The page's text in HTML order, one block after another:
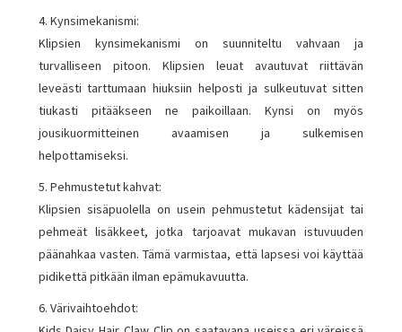
4. Kynsimekanismi:
Klipsien kynsimekanismi on suunniteltu vahvaan ja
turvalliseen pitoon. Klipsien leuat avautuvat riittävän
leveästi tarttumaan hiuksiin helposti ja sulkeutuvat sitten
tiukasti pitääkseen ne paikoillaan. Kynsi on myös
jousikuormitteinen avaamisen ja sulkemisen
helpottamiseksi.
5. Pehmustetut kahvat:
Klipsien sisäpuolella on usein pehmustetut kädensijat tai
pehmeät lisäkkeet, jotka tarjoavat mukavan istuvuuden
päänahkaa vasten. Tämä varmistaa, että lapsesi voi käyttää
pidikettä pitkään ilman epämukavuutta.
6. Värivaihtoehdot: